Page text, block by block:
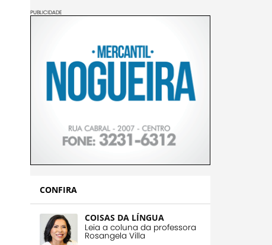
PUBLICIDADE
CONFIRA
COISAS DA LÍNGUA
Leia a coluna da professora
Rosangela Villa